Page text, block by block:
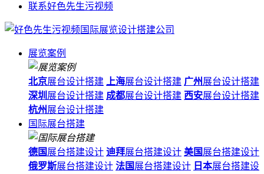
联系好色先生污视频
展览案例
北京展台设计搭建 上海展台设计搭建 广州展台设计搭建
深圳 展台设计搭建 成都展台设计搭建 西安展台设计搭建
杭州展台设计搭建
国际展台搭建
德国 展台搭建设计 迪拜展台搭建设计 美国 展台搭建设计
俄罗斯展台搭建设计 法国 展台搭建设计 日本展台搭建设